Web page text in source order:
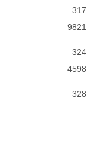
317
9821
324
4598
328